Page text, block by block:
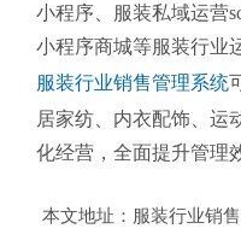
小程序、服装私域运营
小程序商城等服装行业
服装行业销售管理系统
居家纺、内衣配饰、运
化经营，全面提升管理
本文地址： 服装行业销